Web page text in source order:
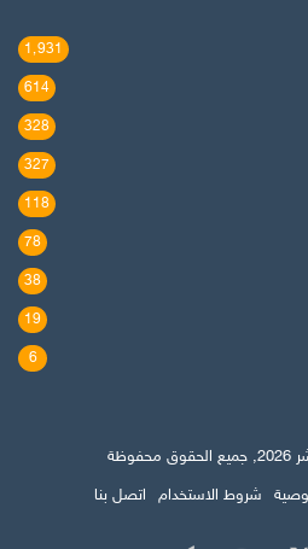
1٬931
614
328
327
118
78
38
19
6
شروط الاستخدام اتصل بنا